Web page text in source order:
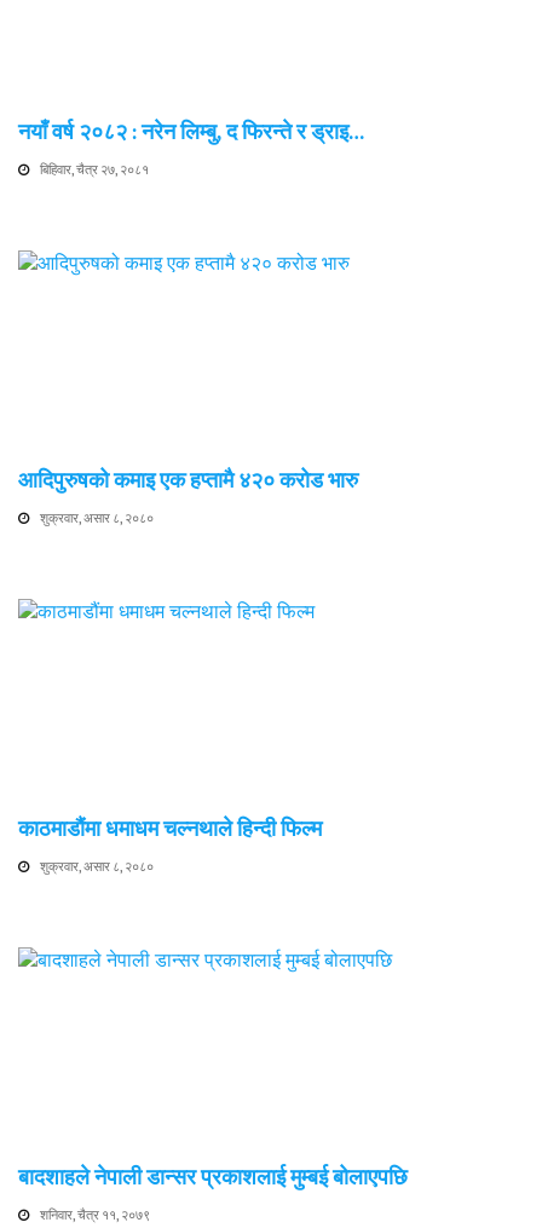
नयाँ वर्ष २०८२ : नरेन लिम्बु, द फिरन्ते र ड्राइ…
बिहिवार, चैत्र २७, २०८१
आदिपुरुषको कमाइ एक हप्तामै ४२० करोड भारु
शुक्रवार, असार ८, २०८०
काठमाडौंमा धमाधम चल्नथाले हिन्दी फिल्म
शुक्रवार, असार ८, २०८०
बादशाहले नेपाली डान्सर प्रकाशलाई मुम्बई बोलाएपछि
शनिवार, चैत्र ११, २०७९